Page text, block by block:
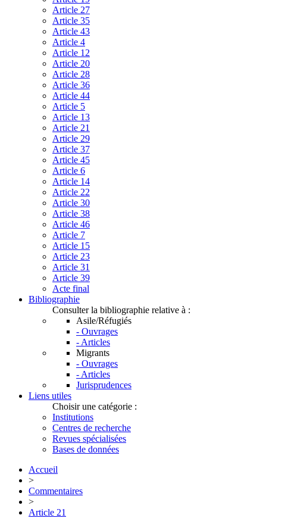
Article 27
Article 35
Article 43
Article 4
Article 12
Article 20
Article 28
Article 36
Article 44
Article 5
Article 13
Article 21
Article 29
Article 37
Article 45
Article 6
Article 14
Article 22
Article 30
Article 38
Article 46
Article 7
Article 15
Article 23
Article 31
Article 39
Acte final
Bibliographie
Consulter la bibliographie relative à :
Asile/Réfugiés
- Ouvrages
- Articles
Migrants
- Ouvrages
- Articles
Jurisprudences
Liens utiles
Choisir une catégorie :
Institutions
Centres de recherche
Revues spécialisées
Bases de données
Accueil
>
Commentaires
>
Article 21